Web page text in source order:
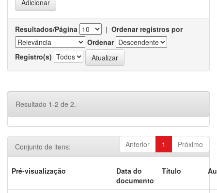
Resultados/Página | Ordenar registros por
Ordenar
Registro(s)
Resultado 1-2 de 2.
Anterior 1 Próximo
Conjunto de itens:
Pré-visualização
Data do
documento
Título